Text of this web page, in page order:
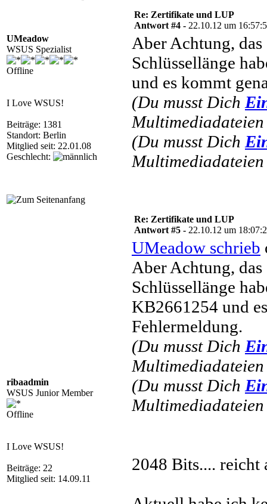
UMeadow
WSUS Spezialist
Offline
I Love WSUS!
Beiträge: 1381
Standort: Berlin
Mitglied seit: 22.01.08
Geschlecht:
Re: Zertifikate und LUP
Antwort #4 - 22.10.12 um
Aber Achtung,
Schlüssellänge
und es kommt
(Du musst Dich
(Du musst Dich
ribaadmin
WSUS Junior Member
Offline
I Love WSUS!
Beiträge: 22
Mitglied seit: 14.09.11
Re: Zertifikate und LUP
Antwort #5 - 22.10.12 um
UMeadow schrieb
Aber Achtung,
Schlüssellänge
KB2661254 und
Fehlermeldung.
(Du musst Dich
(Du musst Dich
2048 Bits.... reicht